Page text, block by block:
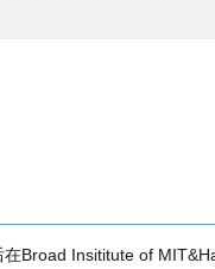
Broad Insititute of